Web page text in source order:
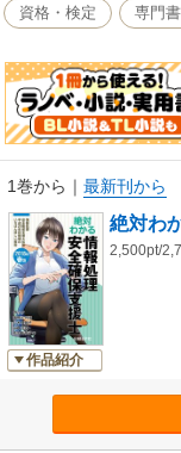
（平成29年）秋に実施
I・IIで出題されたすべ
本書の特徴は、2017年
題を、実務に長けた株
でに丁寧に解説してい
試験の問題を、確実に解
著者らは全員、情報処
者の資格を保有してい
は何か、情報処理安全
かを、当事者の視点か
仕方やポイントを事細か
本書は、単なる情報セキ
るには、知識や実務経
で必要な情報を得て、
を読めば、そうしたコ
資格・検定 専門書
1巻から ｜ 最新刊から
作品紹介
絶対わ
2,500pt/